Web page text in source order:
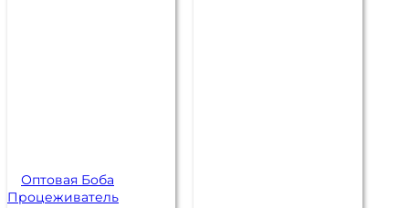
Оптовая Боба
Процеживатель